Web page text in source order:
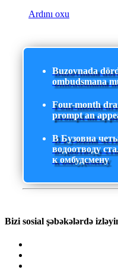
Ardını oxu
Buzovnada
ombudsmana
Four-month
prompt an
В Бузовна
водоотводу
к омбудсмену
Bizi sosial şəbəkələrdə